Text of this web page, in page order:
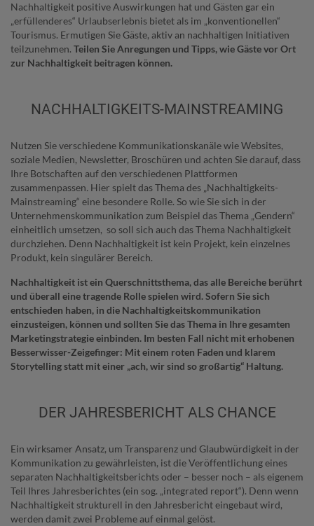
Nachhaltigkeit positive Auswirkungen hat und Gästen gar ein
„erfüllenderes“ Urlaubserlebnis bietet als im „konventionellen“
Tourismus. Ermutigen Sie Gäste, aktiv an nachhaltigen Initiativen
teilzunehmen. Teilen Sie Anregungen und Tipps, wie Gäste vor Ort
zur Nachhaltigkeit beitragen können.
NACHHALTIGKEITS-MAINSTREAMING
Nutzen Sie verschiedene Kommunikationskanäle wie Websites,
soziale Medien, Newsletter, Broschüren und achten Sie darauf, dass
Ihre Botschaften auf den verschiedenen Plattformen
zusammenpassen. Hier spielt das Thema des „Nachhaltigkeits-
Mainstreaming“ eine besondere Rolle. So wie Sie sich in der
Unternehmenskommunikation zum Beispiel das Thema „Gendern“
einheitlich umsetzen, so soll sich auch das Thema Nachhaltigkeit
durchziehen. Denn Nachhaltigkeit ist kein Projekt, kein einzelnes
Produkt, kein singulärer Bereich.
Nachhaltigkeit ist ein Querschnittsthema, das alle Bereiche berührt
und überall eine tragende Rolle spielen wird. Sofern Sie sich
entschieden haben, in die Nachhaltigkeitskommunikation
einzusteigen, können und sollten Sie das Thema in Ihre gesamten
Marketingstrategie einbinden. Im besten Fall nicht mit erhobenen
Besserwisser-Zeigefinger: Mit einem roten Faden und klarem
Storytelling statt mit einer „ach, wir sind so großartig“ Haltung.
DER JAHRESBERICHT ALS CHANCE
Ein wirksamer Ansatz, um Transparenz und Glaubwürdigkeit in der
Kommunikation zu gewährleisten, ist die Veröffentlichung eines
separaten Nachhaltigkeitsberichts oder – besser noch – als eigenem
Teil Ihres Jahresberichtes (ein sog. „integrated report“). Denn wenn
Nachhaltigkeit strukturell in den Jahresbericht eingebaut wird,
werden damit zwei Probleme auf einmal gelöst.